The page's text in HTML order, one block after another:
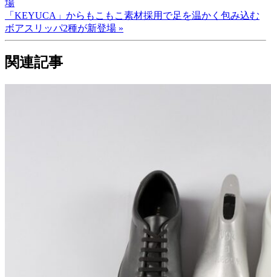
場
「KEYUCA」からもこもこ素材採用で足を温かく包み込む
ボアスリッパ2種が新登場 »
関連記事